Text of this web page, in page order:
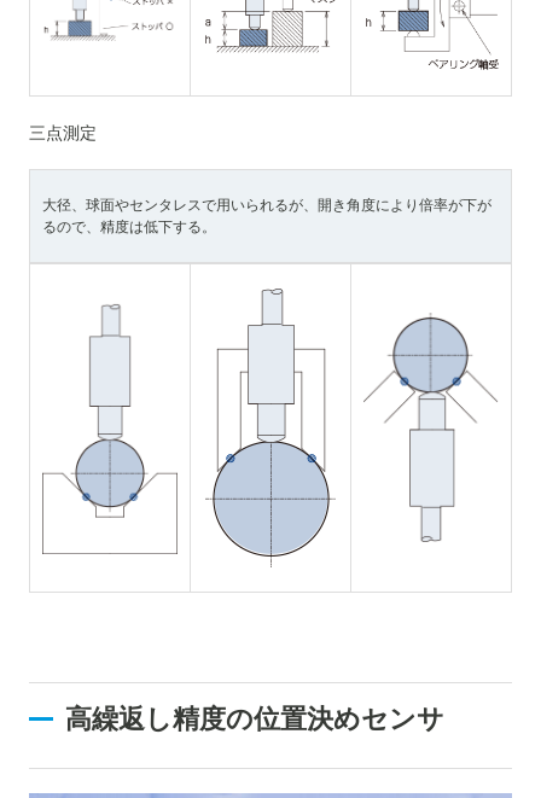
三点測定
大径、球面やセンタレスで用いられるが、開き角度により倍率が下が
るので、精度は低下する。
高繰返し精度の位置決めセンサ